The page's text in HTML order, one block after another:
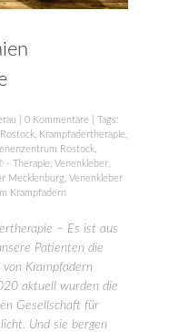
0 Kommentare | Tags:
Krampfadertherapie
Rostock
- Therapie Venenkleber
Mecklenburg Venenkleber
Krampfadern
– Es ist aus
Patienten die
Krampfadern
aktuell wurden die
Gesellschaft für
Und sie bergen